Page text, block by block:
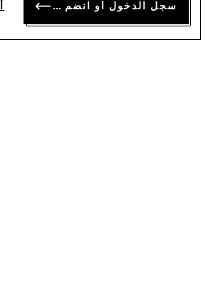
سجل الدخول أو انضم الآن